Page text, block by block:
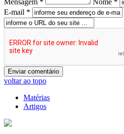
Mensagem *
Nome *
E-mail *
voltar ao topo
Matérias
Artigos